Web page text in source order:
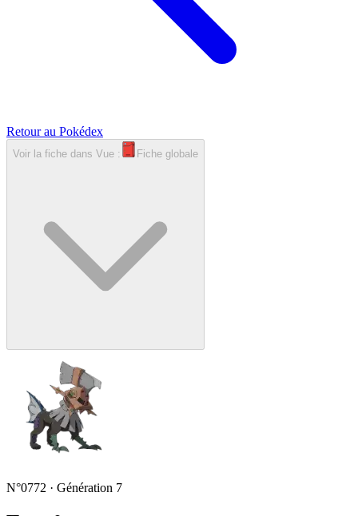
Retour au Pokédex
Voir la fiche dans Vue : Fiche globale
N°0772 · Génération 7